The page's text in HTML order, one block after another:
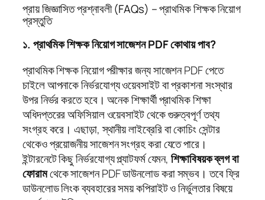
প্রায় জিজ্ঞাসিত প্রশ্নাবলী (FAQs) – প্রাথমিক শিক্ষক নিয়োগ
প্রস্তুতি
১. প্রাথমিক শিক্ষক নিয়োগ সাজেশন PDF কোথায় পাব?
প্রাথমিক শিক্ষক নিয়োগ পরীক্ষার জন্য সাজেশন PDF পেতে
চাইলে আপনাকে নির্ভরযোগ্য ওয়েবসাইট বা প্রকাশনা সংস্থার
উপর নির্ভর করতে হবে। অনেক শিক্ষার্থী প্রাথমিক শিক্ষা
অধিদপ্তরের অফিসিয়াল ওয়েবসাইট থেকে গুরুত্বপূর্ণ তথ্য
সংগ্রহ করে। এছাড়া, স্থানীয় লাইব্রেরি বা কোচিং সেন্টার
থেকেও প্রয়োজনীয় সাজেশন সংগ্রহ করা যেতে পারে।
ইন্টারনেটে কিছু নির্ভরযোগ্য প্ল্যাটফর্ম যেমন,শিক্ষাবিষয়ক ব্লগ বা
ফোরামথেকে সাজেশন PDF ডাউনলোড করা সম্ভব। তবে ফ্রি
ডাউনলোড লিংক ব্যবহারের সময় কপিরাইট ও নির্ভুলতার বিষয়ে